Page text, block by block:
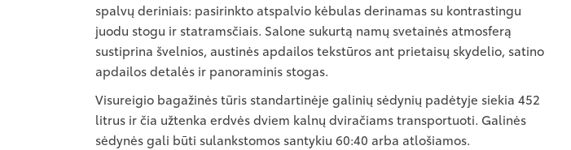
spalvų deriniais: pasirinkto atspalvio kėbulas derinamas su kontrastingu
juodu stogu ir statramsčiais. Salone sukurtą namų svetainės atmosferą
sustiprina švelnios, austinės apdailos tekstūros ant prietaisų skydelio, satino
apdailos detalės ir panoraminis stogas.
Visureigio bagažinės tūris standartinėje galinių sėdynių padėtyje siekia 452
litrus ir čia užtenka erdvės dviem kalnų dviračiams transportuoti. Galinės
sėdynės gali būti sulankstomos santykiu 60:40 arba atlošiamos.